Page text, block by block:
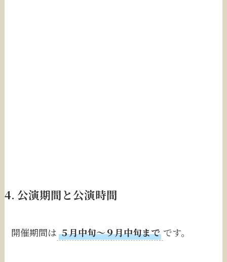
4. 公演期間と公演時間
開催期間は ５月中旬〜９月中旬まで です。